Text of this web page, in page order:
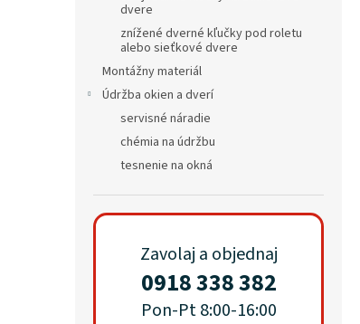
dvere
znížené dverné kľučky pod roletu
alebo sieťkové dvere
Montážny materiál
Údržba okien a dverí
servisné náradie
chémia na údržbu
tesnenie na okná
Zavolaj a objednaj
0918 338 382
Pon-Pt 8:00-16:00